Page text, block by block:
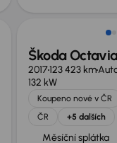
Škoda
2017123 423 km
132 kW
Koupeno nové v ČR
ČR
+5 dalších
Měsíční splátka